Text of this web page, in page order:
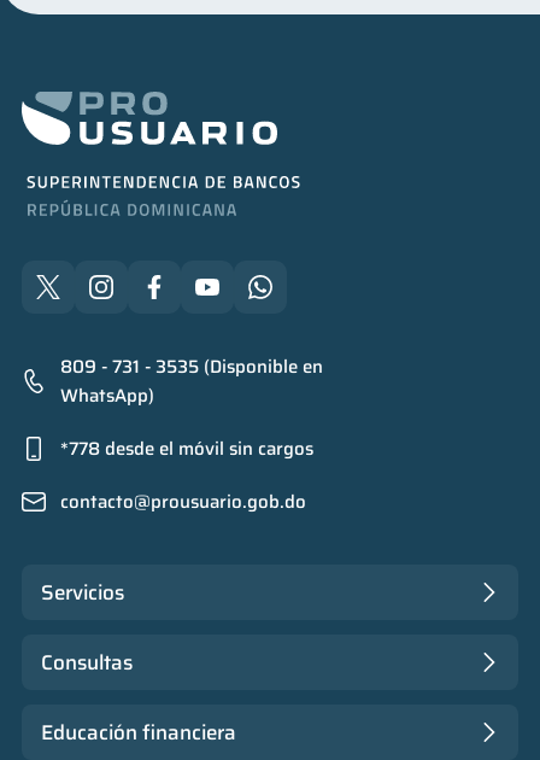
809 - 731 - 3535 (Disponible en
WhatsApp)
*778 desde el móvil sin cargos
contacto@prousuario.gob.do
Servicios
Consultas
Educación financiera